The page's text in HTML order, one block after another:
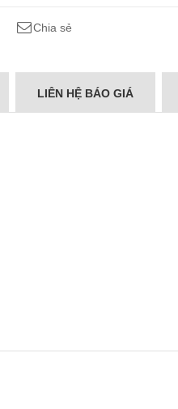
Chia sẻ
LIÊN HỆ BÁO GIÁ